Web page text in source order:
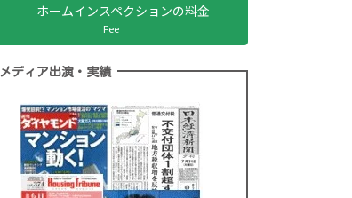
ホームインスペクションの料金
Fee
メディア出演・実績